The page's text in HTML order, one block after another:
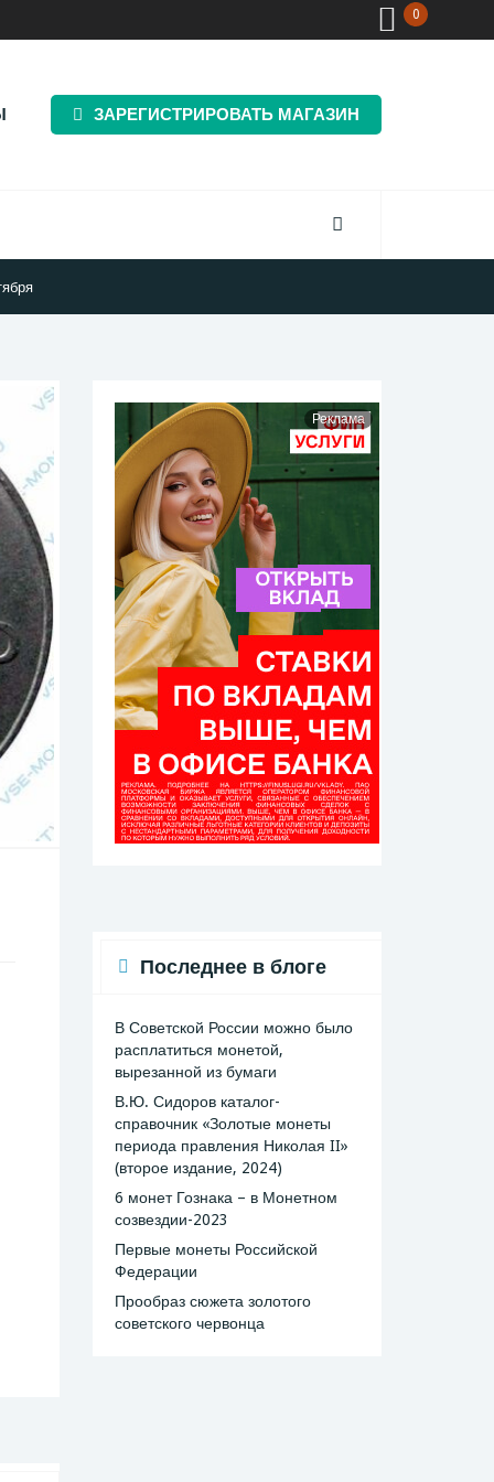
ЗАРЕГИСТРИРОВАТЬ МАГАЗИН
Реклама
Последнее в блоге
В Советской России можно было
расплатиться монетой,
вырезанной из бумаги
В.Ю. Сидоров каталог-
справочник «Золотые монеты
периода правления Николая II»
(второе издание, 2024)
6 монет Гознака – в Монетном
созвездии-2023
Первые монеты Российской
Федерации
Прообраз сюжета золотого
советского червонца
0